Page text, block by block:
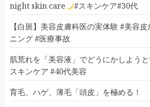
night skin care
#スキンケア#30代
【白斑】美容皮膚科医の実体験 #美容
ニング #医療事故
肌荒れを「美容液」でどうにかしよう
スキンケア #40代美容
育毛、ハゲ、薄毛「頭皮」を極める！